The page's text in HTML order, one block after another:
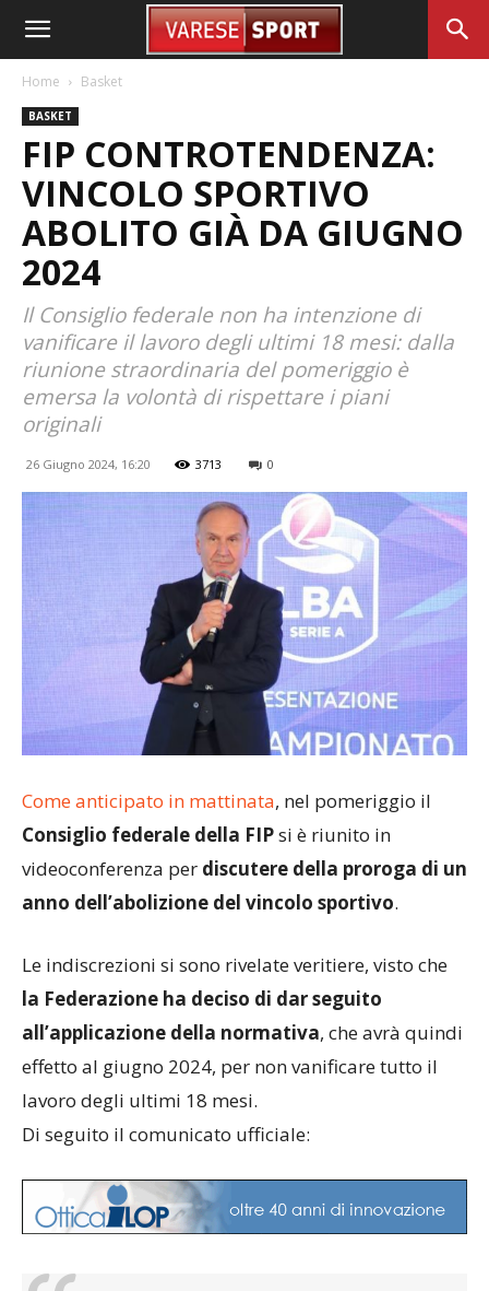
Home Basket
BASKET
FIP CONTROTENDENZA:
VINCOLO SPORTIVO
ABOLITO GIÀ DA GIUGNO
2024
Il Consiglio federale non ha intenzione di
vanificare il lavoro degli ultimi 18 mesi: dalla
riunione straordinaria del pomeriggio è
emersa la volontà di rispettare i piani
originali
26 Giugno 2024, 16:20 3713 0
Come anticipato in mattinata, nel pomeriggio il
Consiglio federale della FIPsi è riunito in
videoconferenza per discutere della proroga di un
anno dell’abolizione del vincolo sportivo.
Le indiscrezioni si sono rivelate veritiere, visto che
la Federazione ha deciso di dar seguito
all’applicazione della normativa, che avrà quindi
effetto al giugno 2024, per non vanificare tutto il
lavoro degli ultimi 18 mesi.
Di seguito il comunicato ufficiale: